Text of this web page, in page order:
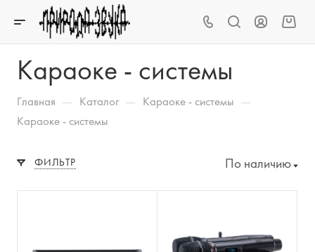
Караоке - системы
Главная — Каталог — Караоке - системы —
Караоке - системы
ФИЛЬТР По наличию